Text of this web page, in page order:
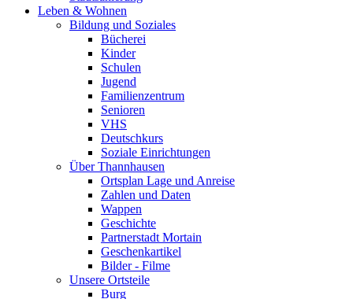
Leben & Wohnen
Bildung und Soziales
Bücherei
Kinder
Schulen
Jugend
Familienzentrum
Senioren
VHS
Deutschkurs
Soziale Einrichtungen
Über Thannhausen
Ortsplan Lage und Anreise
Zahlen und Daten
Wappen
Geschichte
Partnerstadt Mortain
Geschenkartikel
Bilder - Filme
Unsere Ortsteile
Burg